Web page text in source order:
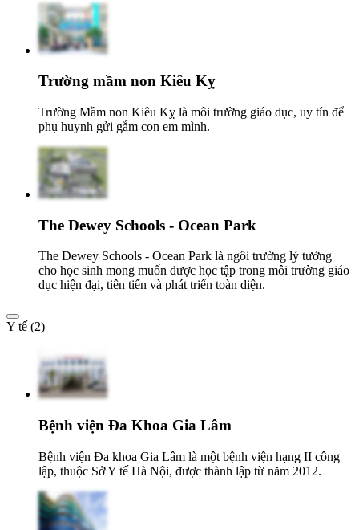
Trường mầm non Kiêu Kỵ
Trường Mầm non Kiêu Kỵ là môi trường giáo dục, uy tín để
phụ huynh gửi gắm con em mình.
The Dewey Schools - Ocean Park
The Dewey Schools - Ocean Park là ngôi trường lý tưởng
cho học sinh mong muốn được học tập trong môi trường giáo
dục hiện đại, tiên tiến và phát triển toàn diện.
Y tế (2)
Bệnh viện Đa Khoa Gia Lâm
Bệnh viện Đa khoa Gia Lâm là một bệnh viện hạng II công
lập, thuộc Sở Y tế Hà Nội, được thành lập từ năm 2012.